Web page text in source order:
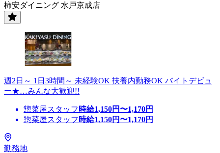
柿安ダイニング 水戸京成店
週2日～ 1日3時間～ 未経験OK 扶養内勤務OK バイトデビュ
ー★…みんな大歓迎!!
惣菜屋スタッフ 時給1,150円〜1,170円
惣菜屋スタッフ 時給1,150円〜1,170円
勤務地